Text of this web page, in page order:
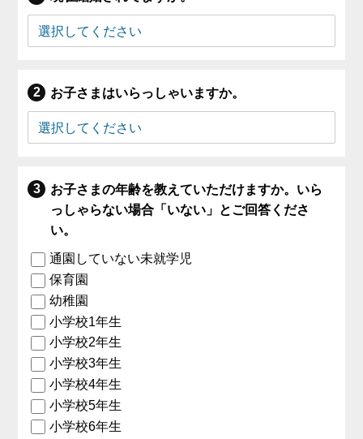
お子さまはいらっしゃいますか。
お子さまの年齢を教えていただけますか。いら
っしゃらない場合「いない」とご回答くださ
い。
通園していない未就学児
保育園
幼稚園
小学校1年生
小学校2年生
小学校3年生
小学校4年生
小学校5年生
小学校6年生